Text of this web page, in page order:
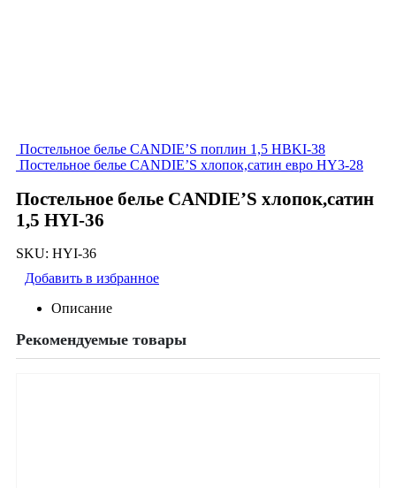
Постельное белье CANDIE’S поплин 1,5 HBKI-38
Постельное белье CANDIE’S хлопок,сатин евро HY3-28
Постельное белье CANDIE’S хлопок,сатин
1,5 HYI-36
SKU: HYI-36
Добавить в избранное
Описание
Рекомендуемые товары